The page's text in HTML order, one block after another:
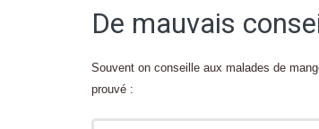
De mauvais
Souvent on conseille aux malades de
prouvé :